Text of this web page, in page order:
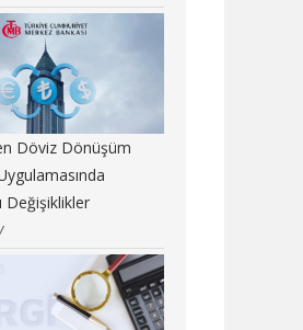
Döviz Dönüşüm
Değişiklikler